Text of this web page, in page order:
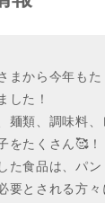
まから今年も
した！
麺類、調味料、
をたくさん🥰！
た食品は、パ
要とされる方